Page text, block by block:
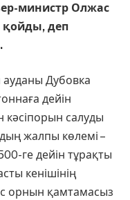
министр Олжас
қойды, деп
Дубовка
дейін
кәсіпорын салуды
жалпы көлемі –
ге дейін тұрақты
кенішінің
орнын қамтамасыз